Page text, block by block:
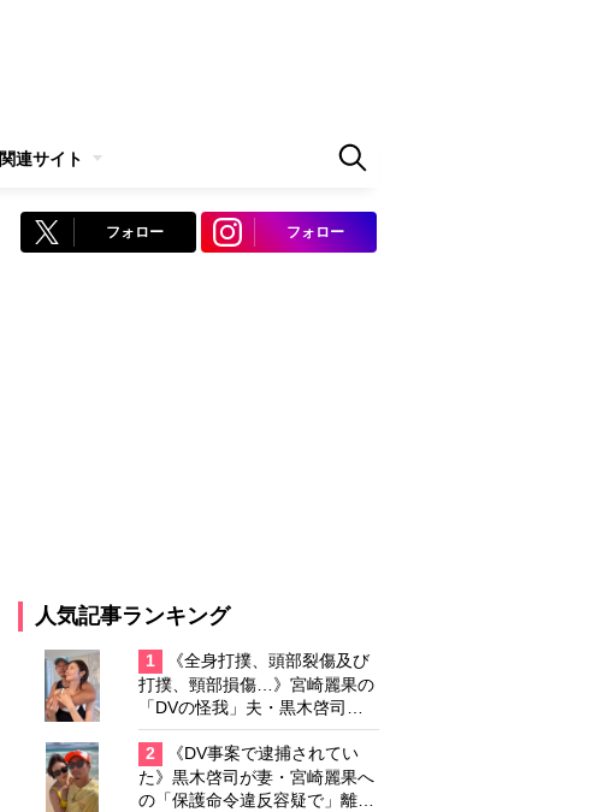
関連サイト
フォロー フォロー
人気記事ランキング
1
《全身打撲、頭部裂傷及び
打撲、頸部損傷…》宮崎麗果の
「DVの怪我」夫・黒木啓司の
逮捕で始まる「夫婦の闘争」
2
《DV事案で逮捕されてい
た》黒木啓司が妻・宮崎麗果へ
の「保護命令違反容疑で」離婚